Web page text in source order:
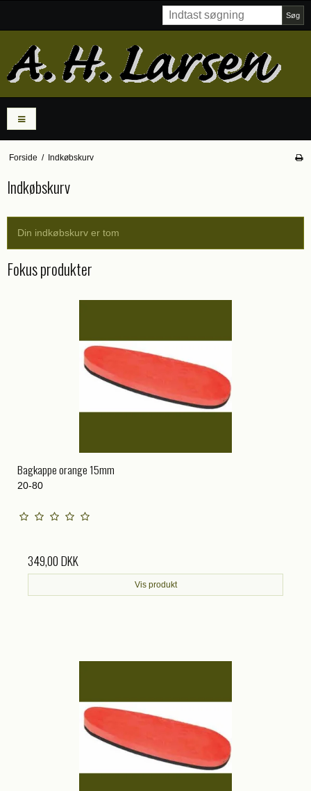
Søg
Forside / Indkøbskurv
Indkøbskurv
Din indkøbskurv er tom
Fokus produkter
Bagkappe orange 15mm
20-80
349,00 DKK
Vis produkt